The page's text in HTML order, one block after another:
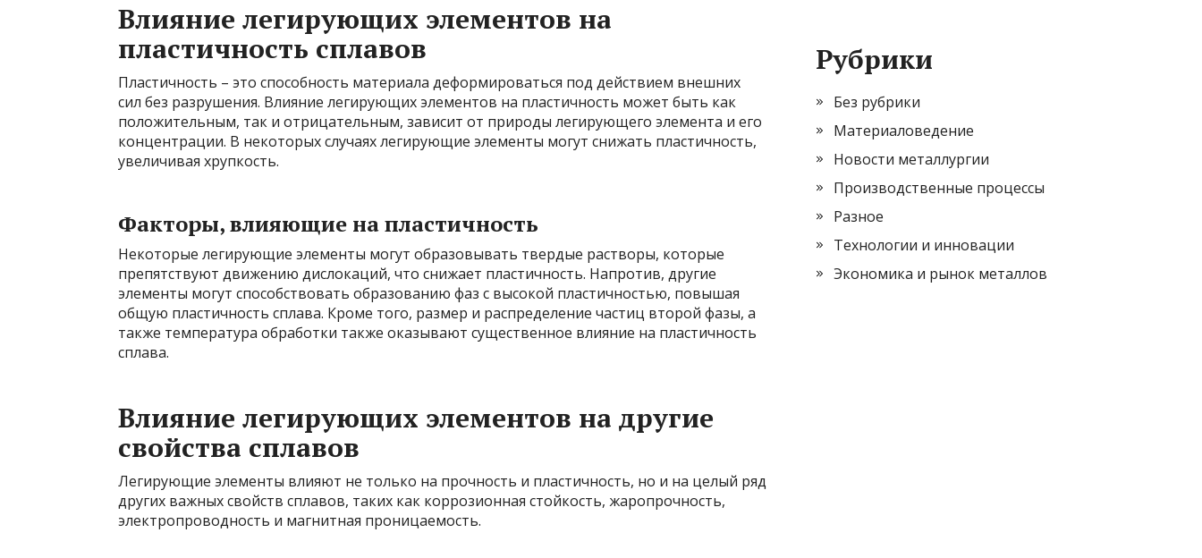
Влияние легирующих элементов на
пластичность сплавов
Пластичность – это способность материала деформироваться под действием внешних
сил без разрушения. Влияние легирующих элементов на пластичность может быть как
положительным, так и отрицательным, зависит от природы легирующего элемента и его
концентрации. В некоторых случаях легирующие элементы могут снижать пластичность,
увеличивая хрупкость.
Факторы, влияющие на пластичность
Некоторые легирующие элементы могут образовывать твердые растворы, которые
препятствуют движению дислокаций, что снижает пластичность. Напротив, другие
элементы могут способствовать образованию фаз с высокой пластичностью, повышая
общую пластичность сплава. Кроме того, размер и распределение частиц второй фазы, а
также температура обработки также оказывают существенное влияние на пластичность
сплава.
Влияние легирующих элементов на другие
свойства сплавов
Легирующие элементы влияют не только на прочность и пластичность, но и на целый ряд
других важных свойств сплавов, таких как коррозионная стойкость, жаропрочность,
электропроводность и магнитная проницаемость.
Рубрики
Без рубрики
Материаловедение
Новости металлургии
Производственные процессы
Разное
Технологии и инновации
Экономика и рынок металлов